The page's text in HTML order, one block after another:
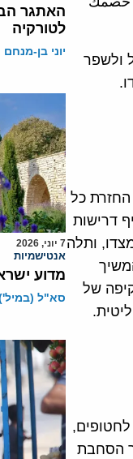
ולשפר
החזרת כל
דרישות
ותלה
של
הסחבת
האתגר
לטורקיה
יוני בן-מנחם
7 יוני, 2026
אנטישמיות
מדוע
סא"ל